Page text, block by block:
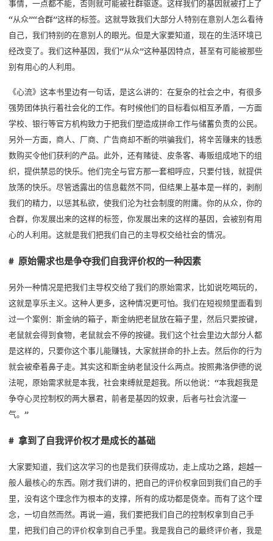
事情，一点都不能，否则就可能被社群驱逐。这样我们的基因就被打上了
“从众”“合群”这样的标签。这就导致我们大部分人特别在意别人怎么看待
自己，我们特别的在意别人的眼光。但是大家要知道，现在的生活环境已
经改变了。我们这种基因，我们“从众”这种基因特点，甚至有可能被那些
别有用心的人利用。
《心流》这本书里边有一句话，是这么讲的：在复杂的社会之中，有很多
强势团体执行着社会化的工作。有时候他们的目标看似相互矛盾，一方面
学校、银行等官方机构致力于把我们塑造成拼命工作与储蓄负责的公民。
另外一方面，商人、厂商、广告商却不断的哄骗我们，将辛苦赚来的钱悉
数购买令他们获利的产品。此外，还有赌徒、皮条客、毒贩组成地下的组
织，提供禁忌的快乐。他们完全与官方那一套相呼应，只要付钱，就提供
放荡的快乐。尽管透露出的信息截然不同，但结果上基本是一样的，剥削
我们的精力，以惩其私欲，使我们沦为社会制度的附庸。你的从众，你的
合群，你发展出来的这样的标签，你发展出来的这样的基因，会被别有用
心的人利用。这就是我们把我们自己的主导权交给社会的情况。
# 原始需求也是争夺我们自我评价权的一种因素
另外一种情况是把我们主导权交给了我们的原始需求，比如说吃喝玩的，
这就是享乐主义。这种人更多，这种情况更可怕。我们在短视频里面看到
过一个案例：斯金纳的箱子，斯金纳把老鼠放在箱子里，然后只要按键，
老鼠就会得到食物，老鼠就会不停的按键。我们这个社会里边大部分人都
是这样的，只要你这个事儿能赚钱，大家就拼命的扑上去。然后你的行为
就会被牵着鼻子走。其实这和斯金纳老鼠没什么两点。按照弗洛伊德的说
法呢，原始需求就是本我，社会束缚就是超我。所以他说：“本我超我是
争夺心灵控制权的两大暴君，前者是基因的奴隶，后者与社会沆瀣一
气。”
# 拿到了自我评价权才是成长的基础
大家要知道，我们这次学习的也是我们获得成功，走上成功之路，超越一
般人最核心的东西。刚才我们讲的，把自己的评价权拿回到我们自己的手
里，没有这个理念作为根本的支撑，所有的成功都是侥幸。而有了这个理
念，一切自然而然。再说一遍，我们要把我们自己的控制权拿到自己手
里，把我们自己的评价权拿到自己手里。我是我自己的最终评价者，我是